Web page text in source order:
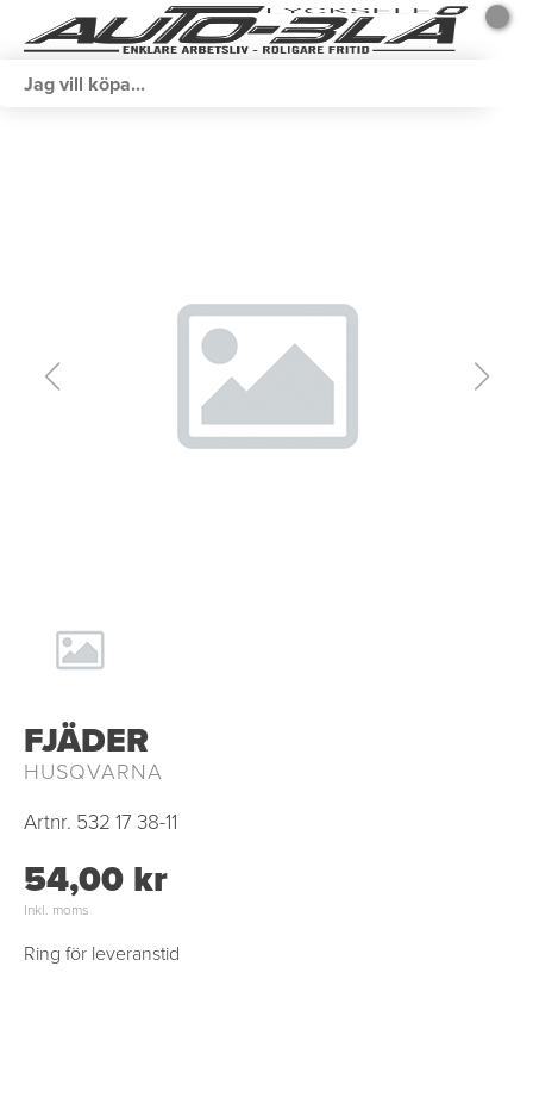
FJÄDER
HUSQVARNA
Artnr. 532 17 38-11
54,00 kr
Inkl. moms
Ring för leveranstid